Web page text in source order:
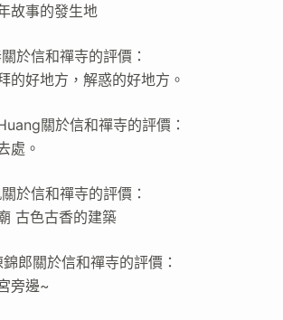
故事的發生地
於信和禪寺的評價：
的好地方，解惑的好地方。
關於信和禪寺的評價：
處。
於信和禪寺的評價：
古色古香的建築
郎關於信和禪寺的評價：
旁邊~